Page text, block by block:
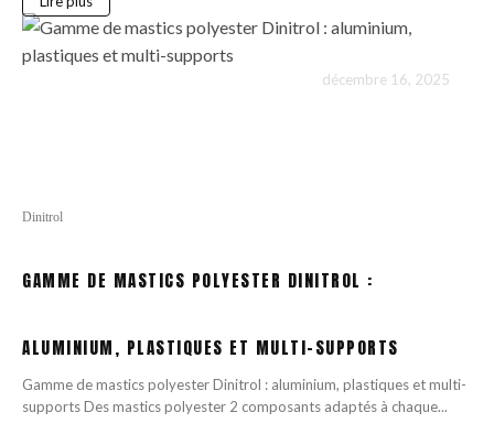
décembre 16, 2025
Dinitrol
GAMME DE MASTICS POLYESTER DINITROL :
ALUMINIUM, PLASTIQUES ET MULTI-SUPPORTS
Gamme de mastics polyester Dinitrol : aluminium, plastiques et multi-
supports Des mastics polyester 2 composants adaptés à chaque...